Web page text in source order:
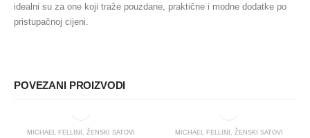
idealni su za one koji traže pouzdane, praktične i modne dodatke po
pristupačnoj cijeni.
POVEZANI PROIZVODI
MICHAEL FELLINI ŽENSKI SATOVI MICHAEL FELLINI ŽENSKI SATOVI